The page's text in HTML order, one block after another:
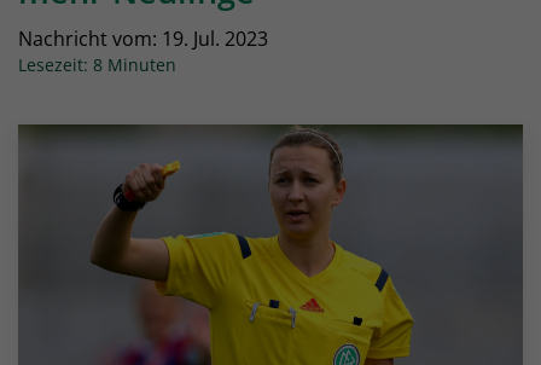
Nachricht vom: 19. Jul. 2023
Lesezeit: 8 Minuten